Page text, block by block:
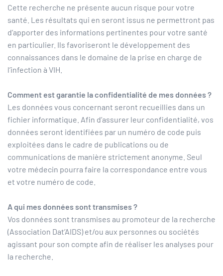
Cette recherche ne présente aucun risque pour votre
santé. Les résultats qui en seront issus ne permettront pas
d’apporter des informations pertinentes pour votre santé
en particulier. Ils favoriseront le développement des
connaissances dans le domaine de la prise en charge de
l’infection à VIH.
Comment est garantie la confidentialité de mes données ?
Les données vous concernant seront recueillies dans un
fichier informatique. Afin d’assurer leur confidentialité, vos
données seront identifiées par un numéro de code puis
exploitées dans le cadre de publications ou de
communications de manière strictement anonyme. Seul
votre médecin pourra faire la correspondance entre vous
et votre numéro de code.
A qui mes données sont transmises ?
Vos données sont transmises au promoteur de la recherche
(Association Dat’AIDS) et/ou aux personnes ou sociétés
agissant pour son compte afin de réaliser les analyses pour
la recherche.